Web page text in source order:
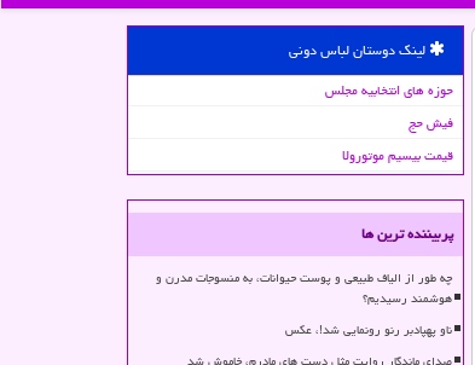
لینک دوستان لباس دونی
حوزه های انتخابیه مجلس
فیش حج
قیمت بیسیم موتورولا
پربیننده ترین ها
چه طور از الیاف طبیعی و پوست حیوانات، به منسوجات مدرن و
هوشمند رسیدیم؟
ناو پهپادبر رنو رونمایی شد!، عکس